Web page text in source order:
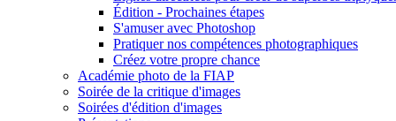
Édition - Prochaines étapes
S'amuser avec Photoshop
Pratiquer nos compétences photographiques
Créez votre propre chance
Académie photo de la FIAP
Soirée de la critique d'images
Soirées d'édition d'images